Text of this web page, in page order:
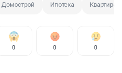
Домострой Ипотека Квартира
0 0 0